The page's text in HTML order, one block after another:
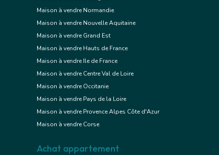
Maison à vendre Normandie
Maison à vendre Nouvelle Aquitaine
Maison à vendre Grand Est
Maison à vendre Hauts de France
Maison à vendre Ile de France
Maison à vendre Centre Val de Loire
Maison à vendre Occitanie
Maison à vendre Pays de la Loire
Maison à vendre Provence Alpes Côte d'Azur
Maison à vendre Corse
Achat appartement